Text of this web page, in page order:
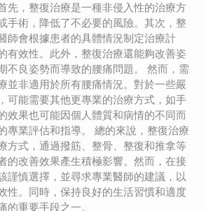
先，整復治療是一種非侵入性的治療方
手術，降低了不必要的風險。其次，整
師會根據患者的具體情況制定治療計
有效性。此外，整復治療還能夠改善姿
不良姿勢而導致的腰痛問題。 然而，需
並非適用於所有腰痛情況。對於一些嚴
可能需要其他更專業的治療方式，如手
效果也可能因個人體質和病情的不同而
專業評估和指導。 總的來說，整復治療
方式，通過撥筋、整骨、整復和推拿等
的改善效果產生積極影響。然而，在接
謹慎選擇，並尋求專業醫師的建議，以
性。同時，保持良好的生活習慣和適度
的重要手段之一。